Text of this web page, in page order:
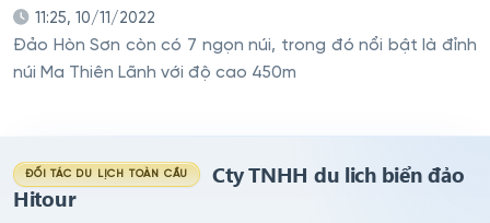
11:25, 10/11/2022
Đảo Hòn Sơn còn có 7 ngọn núi, trong đó nổi bật là đỉnh
núi Ma Thiên Lãnh với độ cao 450m
ĐỐI TÁC DU LỊCH TOÀN CẦU
Cty TNHH du lich biển đảo
Hitour